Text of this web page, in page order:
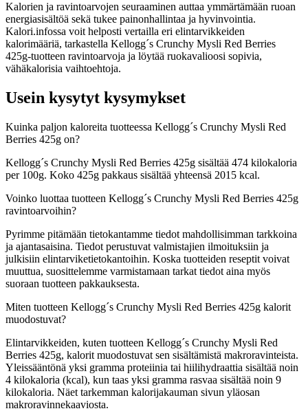
Kalorien ja ravintoarvojen seuraaminen auttaa ymmärtämään ruoan
energiasisältöä sekä tukee painonhallintaa ja hyvinvointia.
Kalori.infossa voit helposti vertailla eri elintarvikkeiden
kalorimääriä, tarkastella Kellogg´s Crunchy Mysli Red Berries
425g-tuotteen ravintoarvoja ja löytää ruokavalioosi sopivia,
vähäkalorisia vaihtoehtoja.
Usein kysytyt kysymykset
Kuinka paljon kaloreita tuotteessa Kellogg´s Crunchy Mysli Red
Berries 425g on?
Kellogg´s Crunchy Mysli Red Berries 425g sisältää 474 kilokaloria
per 100g. Koko 425g pakkaus sisältää yhteensä 2015 kcal.
Voinko luottaa tuotteen Kellogg´s Crunchy Mysli Red Berries 425g
ravintoarvoihin?
Pyrimme pitämään tietokantamme tiedot mahdollisimman tarkkoina
ja ajantasaisina. Tiedot perustuvat valmistajien ilmoituksiin ja
julkisiin elintarviketietokantoihin. Koska tuotteiden reseptit voivat
muuttua, suosittelemme varmistamaan tarkat tiedot aina myös
suoraan tuotteen pakkauksesta.
Miten tuotteen Kellogg´s Crunchy Mysli Red Berries 425g kalorit
muodostuvat?
Elintarvikkeiden, kuten tuotteen Kellogg´s Crunchy Mysli Red
Berries 425g, kalorit muodostuvat sen sisältämistä makroravinteista.
Yleissääntönä yksi gramma proteiinia tai hiilihydraattia sisältää noin
4 kilokaloria (kcal), kun taas yksi gramma rasvaa sisältää noin 9
kilokaloria. Näet tarkemman kalorijakauman sivun yläosan
makroravinnekaaviosta.